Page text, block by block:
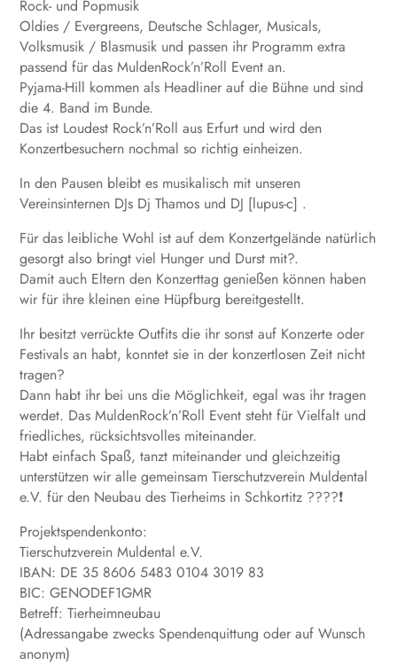
Rock- und Popmusik
Oldies / Evergreens, Deutsche Schlager, Musicals,
Volksmusik / Blasmusik und passen ihr Programm extra
passend für das MuldenRock’n’Roll Event an.
Pyjama-Hill kommen als Headliner auf die Bühne und sind
die 4. Band im Bunde.
Das ist Loudest Rock’n’Roll aus Erfurt und wird den
Konzertbesuchern nochmal so richtig einheizen.
In den Pausen bleibt es musikalisch mit unseren
Vereinsinternen DJs Dj Thamos und DJ [lupus-c] .
Für das leibliche Wohl ist auf dem Konzertgelände natürlich
gesorgt also bringt viel Hunger und Durst mit?.
Damit auch Eltern den Konzerttag genießen können haben
wir für ihre kleinen eine Hüpfburg bereitgestellt.
Ihr besitzt verrückte Outfits die ihr sonst auf Konzerte oder
Festivals an habt, konntet sie in der konzertlosen Zeit nicht
tragen?
Dann habt ihr bei uns die Möglichkeit, egal was ihr tragen
werdet. Das MuldenRock’n’Roll Event steht für Vielfalt und
friedliches, rücksichtsvolles miteinander.
Habt einfach Spaß, tanzt miteinander und gleichzeitig
unterstützen wir alle gemeinsam Tierschutzverein Muldental
e.V. für den Neubau des Tierheims in Schkortitz ????❗
Projektspendenkonto:
Tierschutzverein Muldental e.V.
IBAN: DE 35 8606 5483 0104 3019 83
BIC: GENODEF1GMR
Betreff: Tierheimneubau
(Adressangabe zwecks Spendenquittung oder auf Wunsch
anonym)